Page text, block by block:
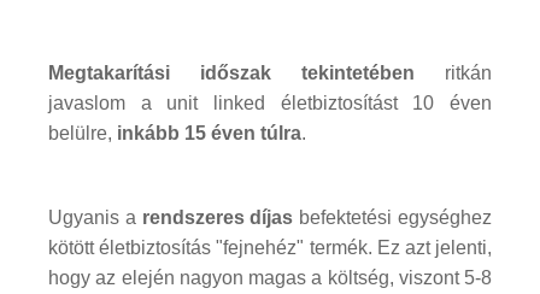
Megtakarítási időszak tekintetében ritkán
javaslom a unit linked életbiztosítást 10 éven
belülre, inkább 15 éven túlra.
Ugyanis a rendszeres díjas befektetési egységhez
kötött életbiztosítás "fejnehéz" termék. Ez azt jelenti,
hogy az elején nagyon magas a költség, viszont 5-8